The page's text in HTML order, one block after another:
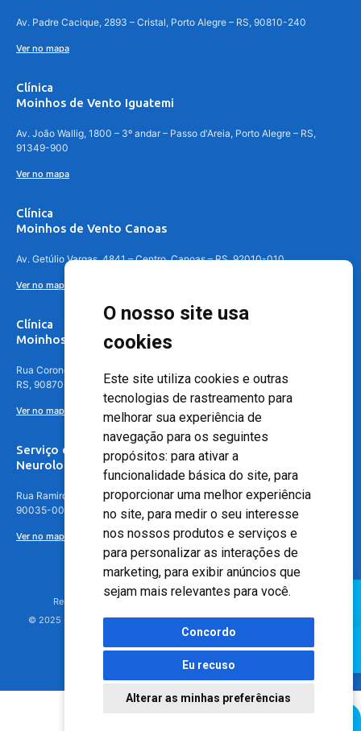
O nosso site usa
cookies
Este site utiliza cookies e outras
tecnologias de rastreamento para
melhorar sua experiência de
navegação para os seguintes
propósitos: para ativar a
funcionalidade básica do site, para
proporcionar uma melhor experiência
no site, para medir o seu interesse
nos nossos produtos e serviços e
para personalizar as interações de
marketing, para exibir anúncios que
sejam mais relevantes para você.
Concordo
Eu recuso
Alterar as minhas preferências
Av. Padre Cacique, 2893 – Cristal, Porto Alegre – RS, 90810-240
Ver no mapa
Clínica
Moinhos de Vento Iguatemi
Av. João Wallig, 1800 – 3º andar – Passo d'Areia, Porto Alegre – RS,
91349-900
Ver no mapa
Clínica
Moinhos de Vento Canoas
Av. Getúlio Vargas, 4841 – Centro, Canoas – RS, 92010-010
Ver no mapa
Clínica
Moinhos de Vento - Teresópolis
Rua Coronel Aparício Borges, 250 - 3º andar - Teresópolis, Porto Alegre -
RS, 90870-016
Ver no mapa
Serviço de
Neurologia
Rua Ramiro Barcelos, 630 – 5º andar – Floresta, Porto Alegre – RS,
90035-001
Ver no mapa
Responsável Técnico: Dr. Luiz Antonio Nasi - CREMERS 11217
© 2025 - Hospital Moinhos de Vento - Registro Empresa (CRM-RS): 425